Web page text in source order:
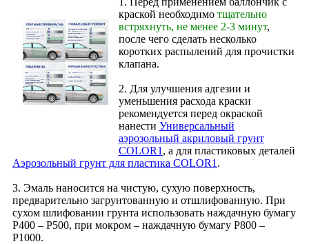
краской необходимо тщательно
встряхнуть, не менее 2-3 минут,
после чего сделать несколько
коротких распылений для прочистки
клапана.
2. Для улучшения адгезии и
уменьшения расхода краски
рекомендуется перед окраской
нанести Универсальный
аэрозольный акриловый грунт
COLOR1 , а для пластиковых деталей
Аэрозольный грунт для пластика COLOR1 .
3. Эмаль наносится на чистую, сухую поверхность,
предварительно загрунтованную и отшлифованную. При
сухом шлифовании грунта использовать наждачную бумагу
Р400 – Р500, при мокром – наждачную бумагу Р800 –
Р1000.